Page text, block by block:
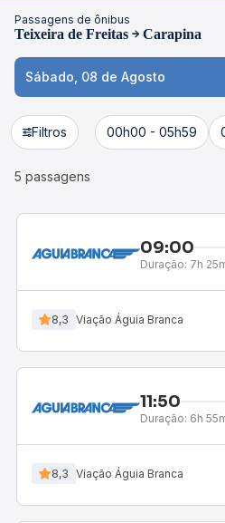
Passagens de ônibus
Teixeira de Freitas Carapina
Sábado, 08 de Agosto
Filtros 00h00 - 05h59
5 passagens
09:00
Duração: 7h
8,3 Viação Águia Branca
11:50
Duração: 6h
8,3 Viação Águia Branca